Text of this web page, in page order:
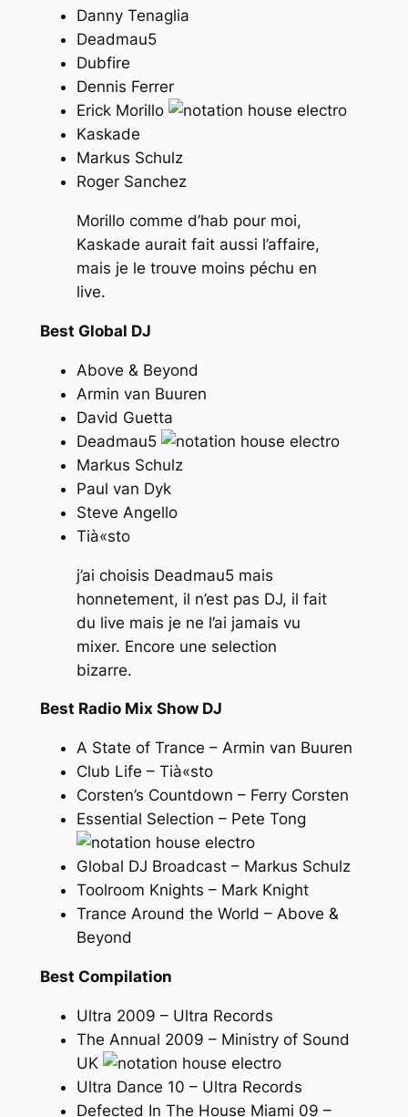
Danny Tenaglia
Deadmau5
Dubfire
Dennis Ferrer
Erick Morillo
Kaskade
Markus Schulz
Roger Sanchez
Morillo comme d’hab pour moi,
Kaskade aurait fait aussi l’affaire,
mais je le trouve moins péchu en
live.
Best Global DJ
Above & Beyond
Armin van Buuren
David Guetta
Deadmau5
Markus Schulz
Paul van Dyk
Steve Angello
Tià«sto
j’ai choisis Deadmau5 mais
honnetement, il n’est pas DJ, il fait
du live mais je ne l’ai jamais vu
mixer. Encore une selection
bizarre.
Best Radio Mix Show DJ
A State of Trance – Armin van Buuren
Club Life – Tià«sto
Corsten’s Countdown – Ferry Corsten
Essential Selection – Pete Tong
Global DJ Broadcast – Markus Schulz
Toolroom Knights – Mark Knight
Trance Around the World – Above &
Beyond
Best Compilation
Ultra 2009 – Ultra Records
The Annual 2009 – Ministry of Sound
UK
Ultra Dance 10 – Ultra Records
Defected In The House Miami 09 –